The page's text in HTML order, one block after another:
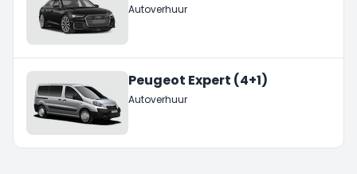
Autoverhuur
Peugeot Expert (4+1)
Autoverhuur